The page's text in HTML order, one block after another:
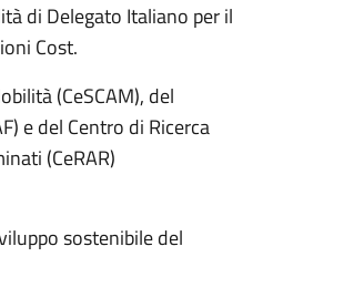
di Delegato Italiano per il
Cost.
(CeSCAM), del
e del Centro di Ricerca
(CeRAR)
sostenibile del